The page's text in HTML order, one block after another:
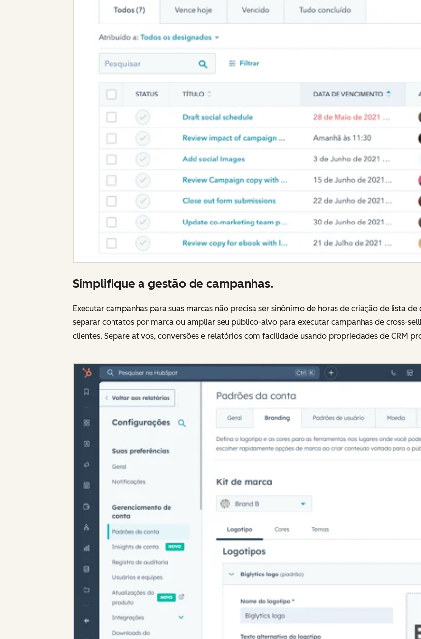
Simplifique a gestão de campanhas.
Executar campanhas para suas marcas não precisa ser sinônimo de horas de criação de lista
separar contatos por marca ou ampliar seu público-alvo para executar campanhas de cross-
clientes. Separe ativos, conversões e relatórios com facilidade usando propriedades de CRM